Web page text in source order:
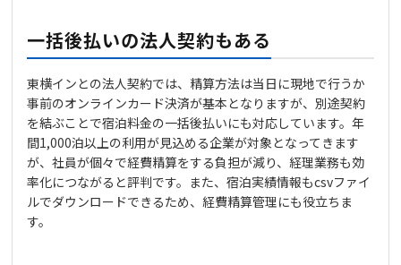
一括後払いの法人契約もある
東横インとの法人契約では、精算方法は当日に現地で行うか
事前のオンラインカード決済が基本となりますが、別途契約
を結ぶことで宿泊料金の一括後払いにも対応しています。年
間1,000泊以上の利用が見込める企業が対象となってきます
が、社員が個々で経費精算をする負担が減り、経理業務も効
率化につながると評判です。また、宿泊実績情報もcsvファイ
ルでダウンロードできるため、経費精算管理にも役立ちま
す。